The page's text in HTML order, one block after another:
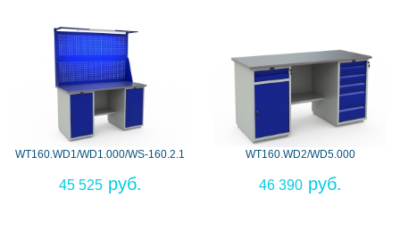
WT160.WD1/WD1.000/WS-160.2.1
45 525
WT160.WD2/WD5.000
46 390